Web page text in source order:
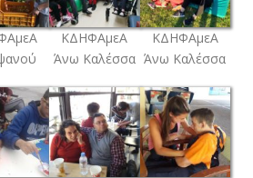
ΚΔΗΦΑμεΑ
Άνω Καλέσσα
ΚΔΗΦΑμεΑ
Άνω Καλέσσα